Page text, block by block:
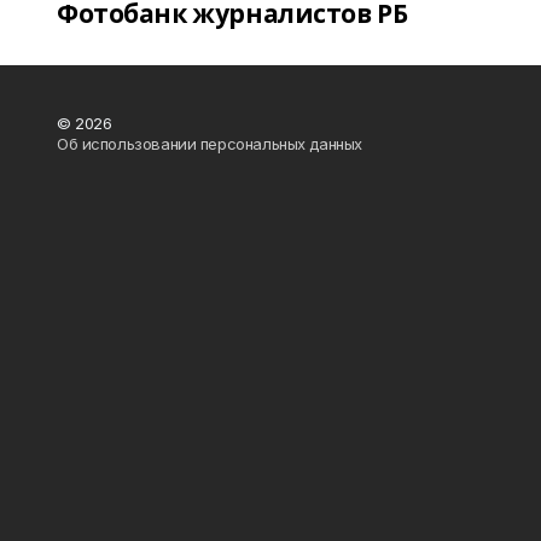
Фотобанк журналистов РБ
© 2026
Об использовании персональных данных